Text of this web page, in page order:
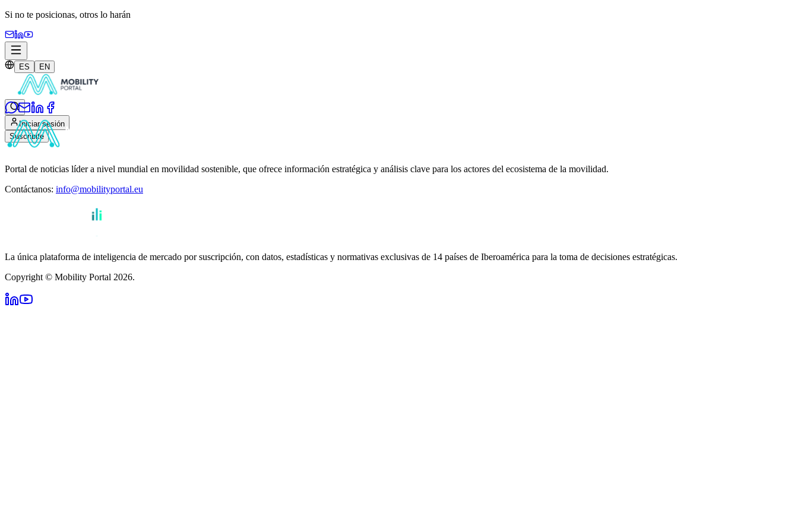
Si no te posicionas, otros lo harán
ES EN
Iniciar sesión
Suscribite
Portal de noticias líder a nivel mundial en movilidad sostenible, que ofrece información estratégica y análisis clave para los actores del ecosistema de la movilidad.
Contáctanos: info@mobilityportal.eu
La única plataforma de inteligencia de mercado por suscripción, con datos, estadísticas y normativas exclusivas de 14 países de Iberoamérica para la toma de decisiones estratégicas.
Copyright © Mobility Portal 2026.